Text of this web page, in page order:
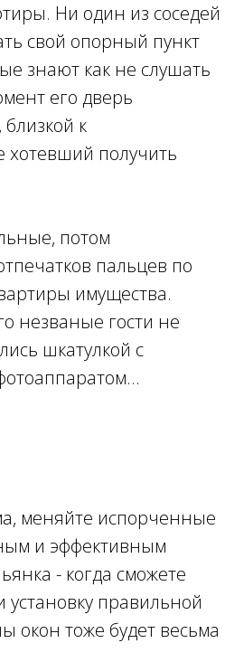
Ни один из соседей
свой опорный пункт
знают как не слушать
его дверь
к
хотевший получить
потом
пальцев по
имущества.
незваные гости не
шкатулкой с
меняйте испорченные
и эффективным
- когда сможете
установку правильной
окон тоже будет весьма